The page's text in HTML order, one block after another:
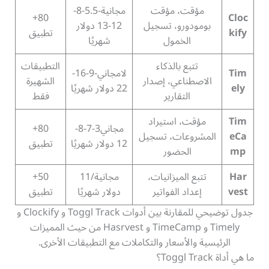
Cloc
kify
مؤقت، مؤقت
بومودورو، تسجيل
الخمول
مجانية-5.5-8-
12-13 دولار
شهريًا
80+
تطبيق
Tim
ely
تتبع بالذكاء
الاصطناعي، إصدار
التقارير
لامجاني-9-16-
22 دولار شهريًا
التطبيقات
الشهيرة
فقط
Tim
eCa
mp
مؤقت، استيراد
المشروعات، تسجيل
الحضور
مجاني3-7-8-
12 دولار شهريًا
80+
تطبيق
Har
vest
تتبع الميزانيات،
إعداد الفواتير
مجانية/11
دولار شهريًا
50+
تطبيق
جدول توضيحي للمقارنة بين أدوات Toggl Track و Clockify و
Timely و TimeCamp و Hasrvest من حيث المميزات
الرئيسية والأسعار والتكاملات مع التطبيقات الأخرى.
ما هي أداة Toggl Track؟